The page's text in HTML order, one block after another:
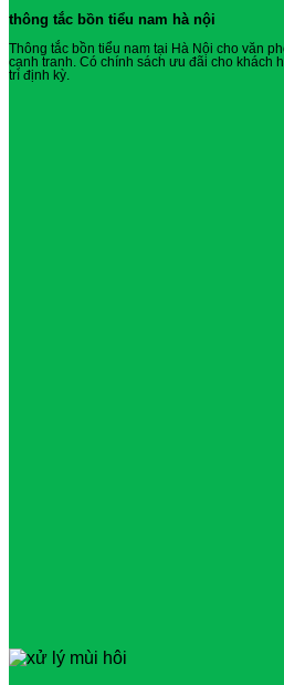
thông tắc bồn tiểu nam hà nội
Thông tắc bồn tiểu nam tại Hà Nội cho văn
cạnh tranh. Có chính sách ưu đãi cho khách
trì định kỳ.